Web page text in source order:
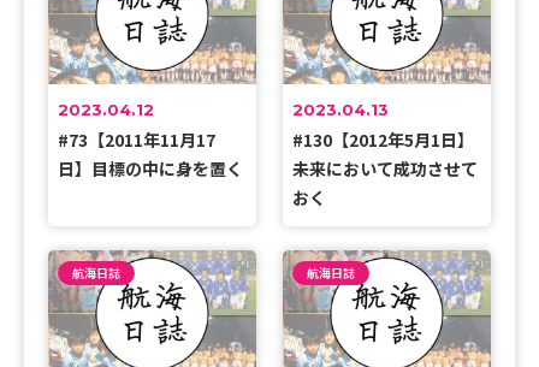
2023.04.12
#73【2011年11月17
日】目標の中に身を置く
2023.04.13
#130【2012年5月1日】
未来において成功させて
おく
航海日誌 航海日誌